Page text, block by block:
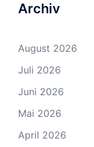
Archiv
August 2026
Juli 2026
Juni 2026
Mai 2026
April 2026